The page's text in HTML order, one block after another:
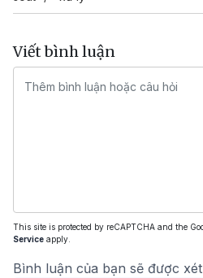
Viết bình luận
This site is protected by reCAPTCHA and the
Service apply.
Bình luận của bạn sẽ được